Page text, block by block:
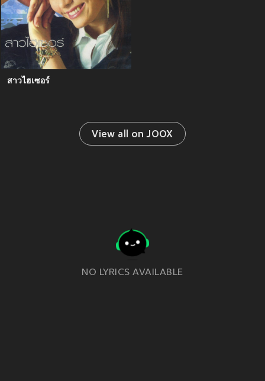
สาวไฮเซอร์
View all on JOOX
NO LYRICS AVAILABLE